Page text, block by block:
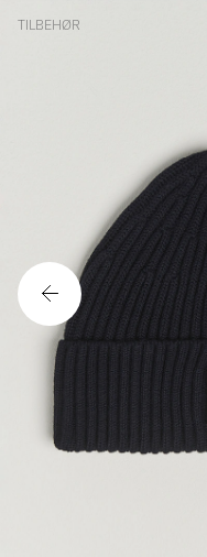
TILBEHØR